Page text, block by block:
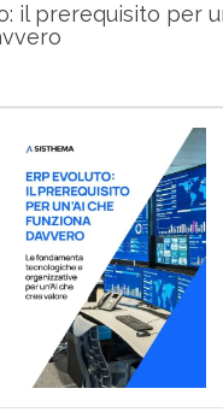
il prerequisito per